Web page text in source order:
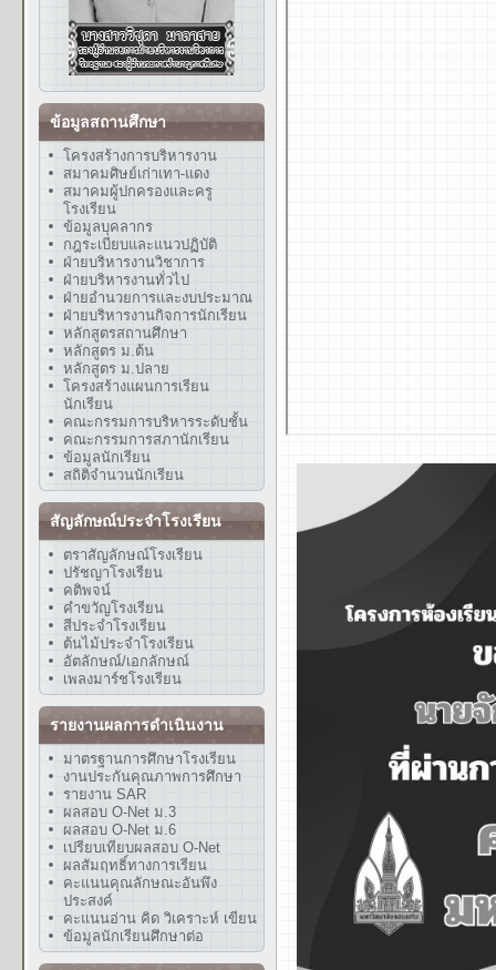
ข้อมูลสถานศึกษา
โครงสร้างการบริหารงาน
สมาคมศิษย์เก่าเทา-แดง
สมาคมผู้ปกครองและครู
โรงเรียน
ข้อมูลบุคลากร
กฎระเบียบและแนวปฏิบัติ
ฝ่ายบริหารงานวิชาการ
ฝ่ายบริหารงานทั่วไป
ฝ่ายอำนวยการและงบประมาณ
ฝ่ายบริหารงานกิจการนักเรียน
หลักสูตรสถานศึกษา
หลักสูตร ม.ต้น
หลักสูตร ม.ปลาย
โครงสร้างแผนการเรียน
นักเรียน
คณะกรรมการบริหารระดับชั้น
คณะกรรมการสภานักเรียน
ข้อมูลนักเรียน
สถิติจำนวนนักเรียน
สัญลักษณ์ประจำโรงเรียน
ตราสัญลักษณ์โรงเรียน
ปรัชญาโรงเรียน
คติพจน์
คำขวัญโรงเรียน
สีประจำโรงเรียน
ต้นไม้ประจำโรงเรียน
อัตลักษณ์/เอกลักษณ์
เพลงมาร์ชโรงเรียน
รายงานผลการดำเนินงาน
มาตรฐานการศึกษาโรงเรียน
งานประกันคุณภาพการศึกษา
รายงาน SAR
ผลสอบ O-Net ม.3
ผลสอบ O-Net ม.6
เปรียบเทียบผลสอบ O-Net
ผลสัมฤทธิ์ทางการเรียน
คะแนนคุณลักษณะอันพึง
ประสงค์
คะแนนอ่าน คิด วิเคราะห์ เขียน
ข้อมูลนักเรียนศึกษาต่อ